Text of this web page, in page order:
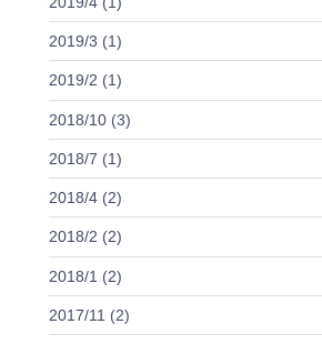
2019/3 (1)
2019/2 (1)
2018/10 (3)
2018/7 (1)
2018/4 (2)
2018/2 (2)
2018/1 (2)
2017/11 (2)